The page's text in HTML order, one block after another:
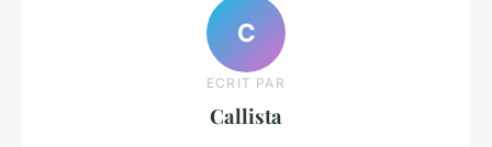
C
ECRIT PAR
Callista